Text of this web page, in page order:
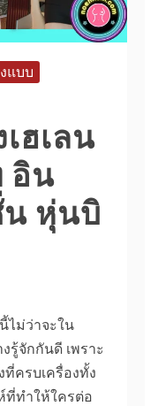
แบบ
ฮเลน
อิน
หุ่นบิ
ไม่ว่าจะใน
รู้จักกันดี เพราะ
ที่ครบเครื่องทั้ง
ที่ทำให้ใครต่อ